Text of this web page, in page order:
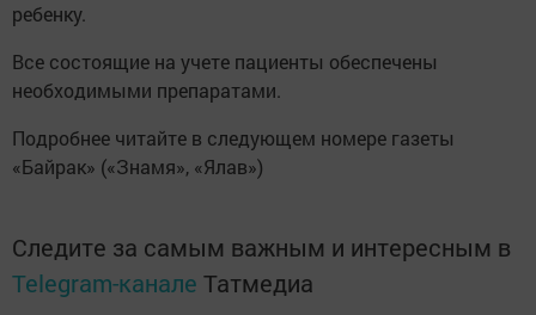
ребенку.
Все состоящие на учете пациенты обеспечены
необходимыми препаратами.
Подробнее читайте в следующем номере газеты
«Байрак» («Знамя», «Ялав»)
Следите за самым важным и интересным в
Telegram-канале Татмедиа